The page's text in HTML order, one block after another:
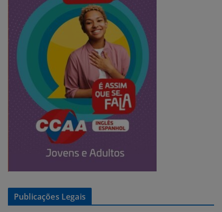
Publicações Legais